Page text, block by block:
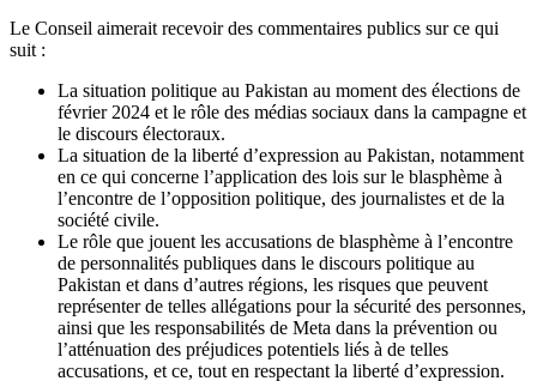
Le Conseil aimerait recevoir des commentaires publics sur ce qui
suit :
La situation politique au Pakistan au moment des élections de
février 2024 et le rôle des médias sociaux dans la campagne et
le discours électoraux.
La situation de la liberté d’expression au Pakistan, notamment
en ce qui concerne l’application des lois sur le blasphème à
l’encontre de l’opposition politique, des journalistes et de la
société civile.
Le rôle que jouent les accusations de blasphème à l’encontre
de personnalités publiques dans le discours politique au
Pakistan et dans d’autres régions, les risques que peuvent
représenter de telles allégations pour la sécurité des personnes,
ainsi que les responsabilités de Meta dans la prévention ou
l’atténuation des préjudices potentiels liés à de telles
accusations, et ce, tout en respectant la liberté d’expression.